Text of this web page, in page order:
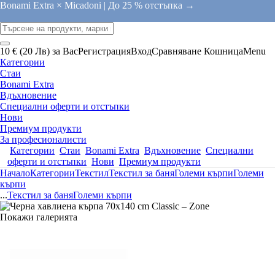
Bonami Extra × Micadoni | До 25 % отстъпка →
10 € (20 Лв) за ВасРегистрацияВходСравняване КошницаMenu
Категории
Стаи
Bonami Extra
Вдъхновение
Специални оферти и отстъпки
Нови
Премиум продукти
За професионалисти
Категории Стаи Bonami Extra Вдъхновение Специални
оферти и отстъпки Нови Премиум продукти
НачалоКатегорииТекстилТекстил за баняГолеми кърпиГолеми
кърпи
...Текстил за баняГолеми кърпи
Покажи галерията